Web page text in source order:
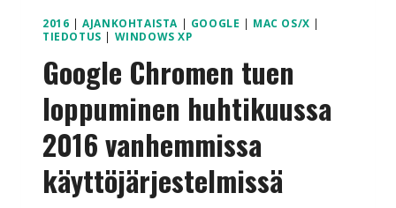
2016 |AJANKOHTAISTA | GOOGLE | MAC OS/X |
TIEDOTUS | WINDOWS XP
Google Chromen tuen
loppuminen huhtikuussa
2016 vanhemmissa
käyttöjärjestelmissä